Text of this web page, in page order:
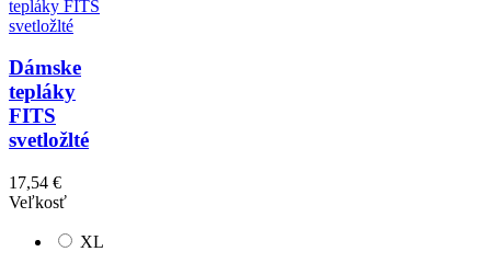
Dámske
tepláky
FITS
svetložlté
17,54 €
Veľkosť
XL